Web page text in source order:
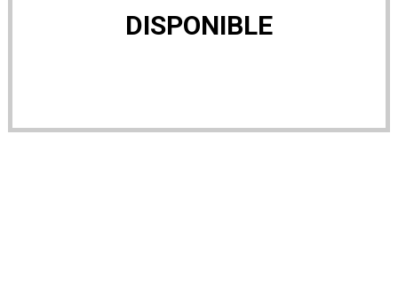
DISPONIBLE